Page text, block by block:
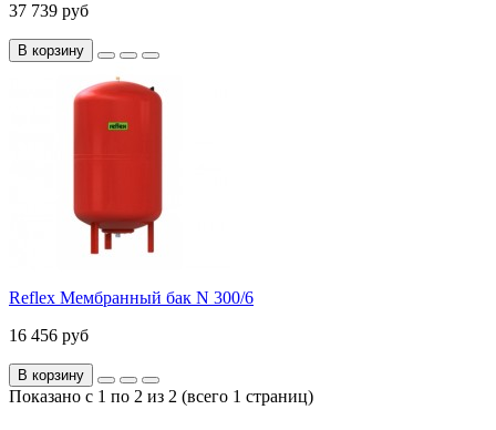
37 739 руб
В корзину
Reflex Мембранный бак N 300/6
16 456 руб
В корзину
Показано с 1 по 2 из 2 (всего 1 страниц)